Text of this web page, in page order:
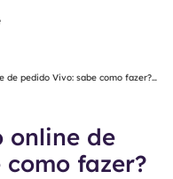
de pedido Vivo: sabe como fazer?
online de
fazer?